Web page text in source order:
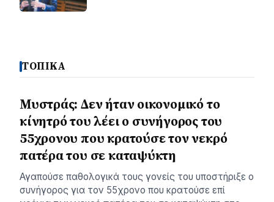
ΤΟΠΙΚΑ
Μυστράς: Δεν ήταν οικονομικό το
κίνητρό του λέει ο συνήγορος του
55χρονου που κρατούσε τον νεκρό
πατέρα του σε καταψύκτη
Αγαπούσε παθολογικά τους γονείς του υποστήριξε ο
συνήγορος για τον 55χρονο που κρατούσε επί